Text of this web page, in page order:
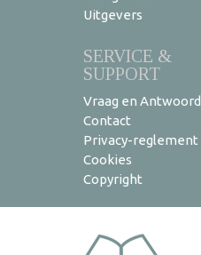
Uitgevers
SERVICE &
SUPPORT
Vraag en Antwoord
Contact
Privacy-reglement
Cookies
Copyright